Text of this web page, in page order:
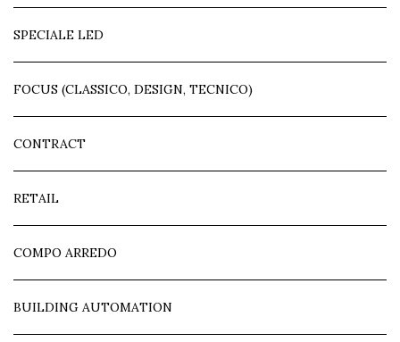
SPECIALE LED
FOCUS (CLASSICO, DESIGN, TECNICO)
CONTRACT
RETAIL
COMPO ARREDO
BUILDING AUTOMATION